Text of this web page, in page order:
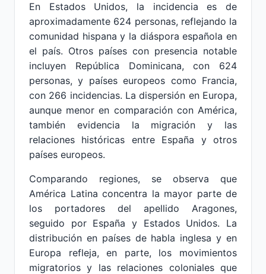
En Estados Unidos, la incidencia es de
aproximadamente 624 personas, reflejando la
comunidad hispana y la diáspora española en
el país. Otros países con presencia notable
incluyen República Dominicana, con 624
personas, y países europeos como Francia,
con 266 incidencias. La dispersión en Europa,
aunque menor en comparación con América,
también evidencia la migración y las
relaciones históricas entre España y otros
países europeos.
Comparando regiones, se observa que
América Latina concentra la mayor parte de
los portadores del apellido Aragones,
seguido por España y Estados Unidos. La
distribución en países de habla inglesa y en
Europa refleja, en parte, los movimientos
migratorios y las relaciones coloniales que